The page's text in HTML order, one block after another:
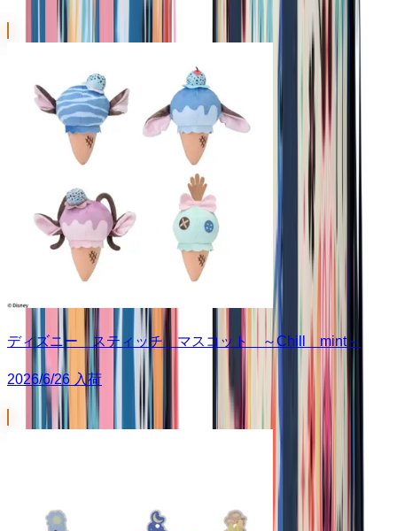
ディズニー スティッチ マスコット ～Chill mint～
2026/6/26 入荷